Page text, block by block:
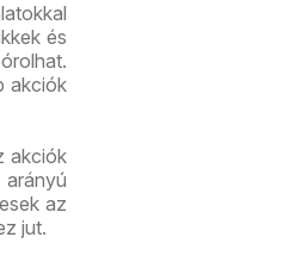
és
akciók
akciók
az
jut.